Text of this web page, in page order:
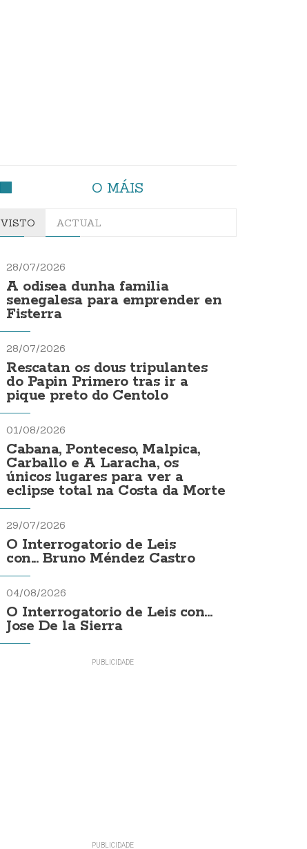
O MÁIS
VISTO ACTUAL
28/07/2026
A odisea dunha familia
senegalesa para emprender en
Fisterra
28/07/2026
Rescatan os dous tripulantes
do Papin Primero tras ir a
pique preto do Centolo
01/08/2026
Cabana, Ponteceso, Malpica,
Carballo e A Laracha, os
únicos lugares para ver a
eclipse total na Costa da Morte
29/07/2026
O Interrogatorio de Leis
con... Bruno Méndez Castro
04/08/2026
O Interrogatorio de Leis con...
Jose De la Sierra